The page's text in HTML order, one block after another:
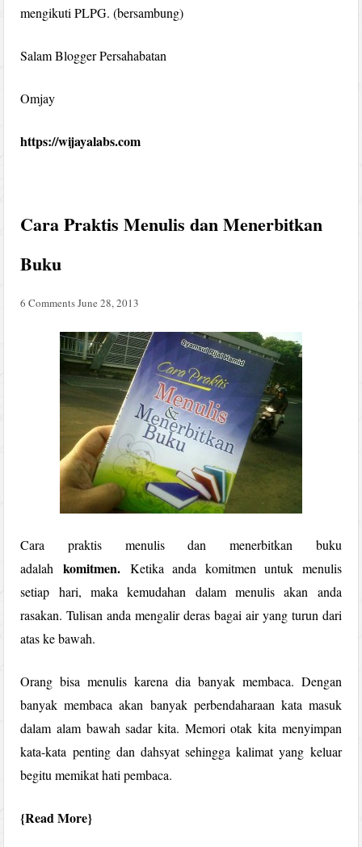
mengikuti PLPG. (bersambung)
Salam Blogger Persahabatan
Omjay
https://wijayalabs.com
Cara Praktis Menulis dan Menerbitkan
Buku
6 CommentsJune 28, 2013
Cara praktis menulis dan menerbitkan buku
adalah komitmen. Ketika anda komitmen untuk menulis
setiap hari, maka kemudahan dalam menulis akan anda
rasakan. Tulisan anda mengalir deras bagai air yang turun dari
atas ke bawah.
Orang bisa menulis karena dia banyak membaca. Dengan
banyak membaca akan banyak perbendaharaan kata masuk
dalam alam bawah sadar kita. Memori otak kita menyimpan
kata-kata penting dan dahsyat sehingga kalimat yang keluar
begitu memikat hati pembaca.
Read More